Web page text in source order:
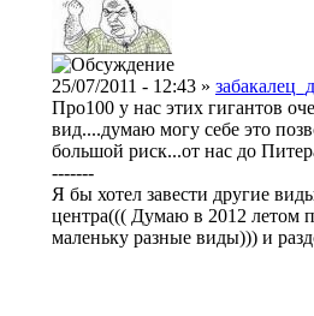
25/07/2011 - 12:43 »
Про100 у нас этих гигантов
вид....думаю могу себе это
большой риск...от нас до
-------
Я бы хотел завести другие
центра((( Думаю в 2012 летом
маленьку разные виды))) и